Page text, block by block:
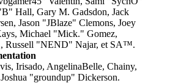
Hall, Gary M. Gadsdon, Jack
Jason "JBlaze" Clemons, Joey
Michael "Mick." Gomez,
Russell "NEND" Najar, et SA™.
Irisado, AngelinaBelle, Chainy,
"groundup" Dickerson.